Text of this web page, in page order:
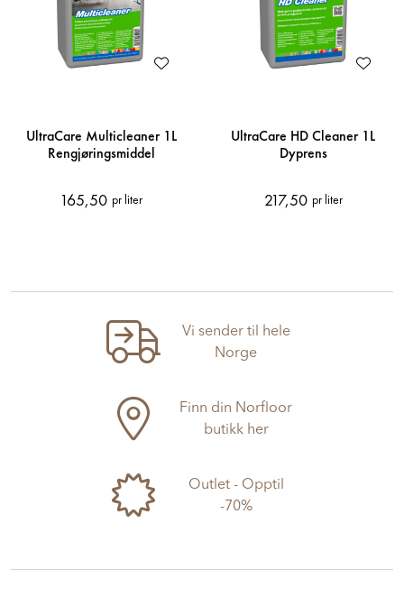
UltraCare Multicleaner 1L
Rengjøringsmiddel
165,50 pr liter
UltraCare HD Cleaner 1L
Dyprens
217,50 pr liter
Vi sender til hele
Norge
Finn din Norfloor
butikk her
Outlet - Opptil
-70%